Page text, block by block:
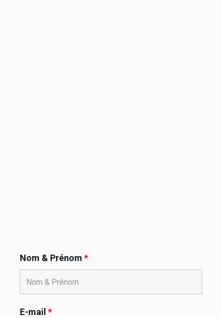
Nom & Prénom *
E-mail *